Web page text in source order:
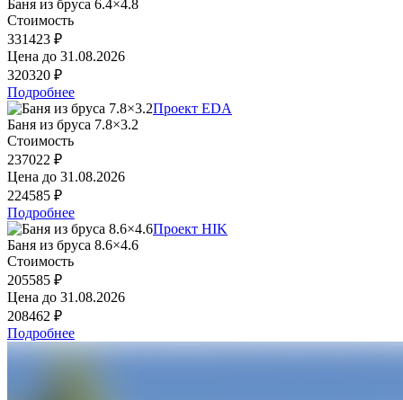
Баня из бруса 6.4×4.8
Стоимость
331423 ₽
Цена до 31.08.2026
320320 ₽
Подробнее
Проект EDA
Баня из бруса 7.8×3.2
Стоимость
237022 ₽
Цена до 31.08.2026
224585 ₽
Подробнее
Проект HIK
Баня из бруса 8.6×4.6
Стоимость
205585 ₽
Цена до 31.08.2026
208462 ₽
Подробнее